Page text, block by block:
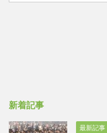
新着記事
最新記事